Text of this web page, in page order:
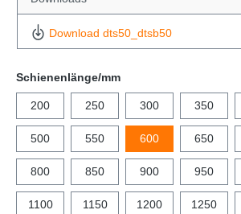
Download dts50_dtsb50
Schienenlänge/mm
200 250 300 350
500 550 600 650
800 850 900 950
1100 1150 1200 1250